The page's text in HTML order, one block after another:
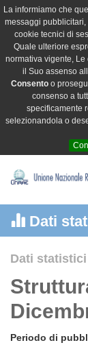
La informiamo che
messaggi
cookie tecnici di
Quale ulteriore
normativa vigente, Le
il Suo assenso
Consento o
consenso a
specificamente
selezionandola o
Dati
Dati statistici
Periodo di